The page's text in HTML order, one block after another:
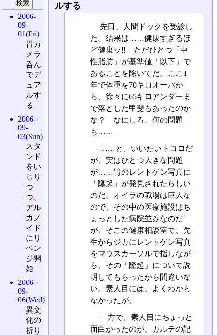
ルする
先日、人間ドックを受診し
た。結果は……健康すぎるほ
ど健康ッ!! ただひとつ「中
性脂肪」が基準値「以下」で
あることを除いてだ。ここ1
年で体重を70キロオーバか
ら、徐々に65キロアンダーま
で落とした甲斐もあったのか
な？ なにしろ、何の問題
も……
……と、いいたいトコロだ
が、実はひとつ大きな問題
が……胃のレントゲン写真に
「隆起」が発見されたらしい
のだ。オイラの職場は巨大な
ので、その中の医療施設はち
ょっとした病院並みなのだ
が、そこの健康相談室で、先
生からジカにレントゲン写真
をマウスカーソルで指しなが
ら、その「隆起」について説
明してもらったから間違いな
い。素人目には、よくわから
なかったが。
一方で、素人目にちょっと
面白かったのが、カルテの記
2006-
09-
01(Fri)
胃カ
メラ
呑ん
でデ
ュア
ルす
る
2006-
09-
03(Sun)
スタ
ンド
をい
じり
つ
つ、
アル
カノ
イド
にリ
ベン
ジ開
始
2006-
09-
06(Wed)
異文
化の
折り